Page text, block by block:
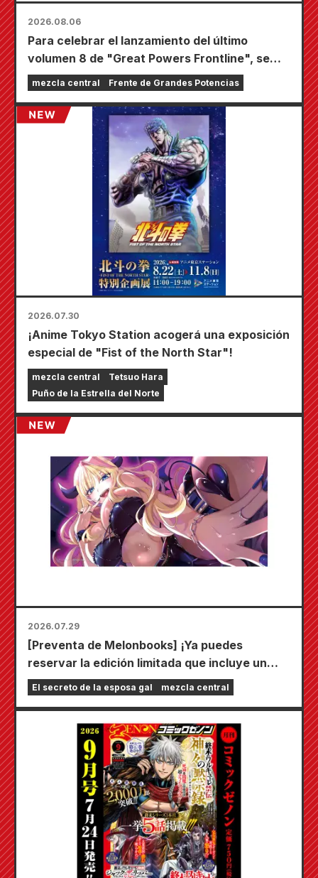
2026.08.06
Para celebrar el lanzamiento del último
volumen 8 de "Great Powers Frontline", se
llevará a cabo una feria por tiempo limitado en
las tiendas Animate de todo el país a partir del
20 de agosto, donde podrás conseguir una
minitarjeta especialmente dibujada (¡4 tipos
mezcla central Frente de Grandes Potencias
2026.07.30
¡Anime Tokyo Station acogerá una exposición
especial de "Fist of the North Star"!
mezcla central
Tetsuo Hara
Puño de la Estrella del Norte
2026.07.29
[Preventa de Melonbooks] ¡Ya puedes
reservar la edición limitada que incluye un
tapete de juego especial con una ilustración
deslumbrante de Fuyuki Tojo dibujada por
novia" saldrá a la venta el 20 de octubre!
El secreto de la esposa gal mezcla central